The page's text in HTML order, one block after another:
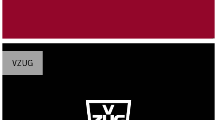
VZUG